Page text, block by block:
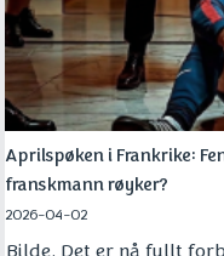
Aprilspøken i Frankrike:
franskmann røyker?
2026-04-02
Bilde. Det er nå fullt